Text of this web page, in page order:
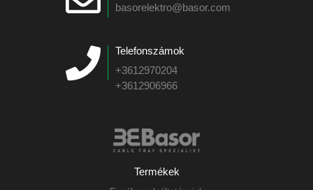
basorelektro@basor.com
Telefonszámok
+3612970204
+3612906966
Termékek